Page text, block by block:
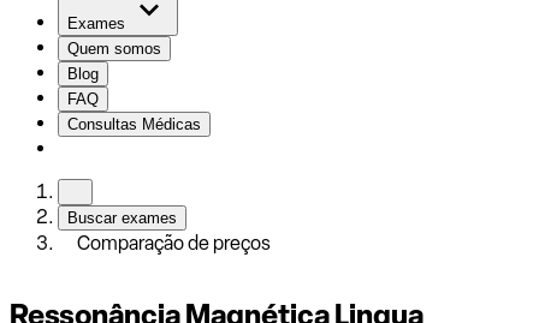
Exames
Quem somos
Blog
FAQ
Consultas Médicas
Buscar exames
Comparação de preços
Ressonância Magnética Lingua